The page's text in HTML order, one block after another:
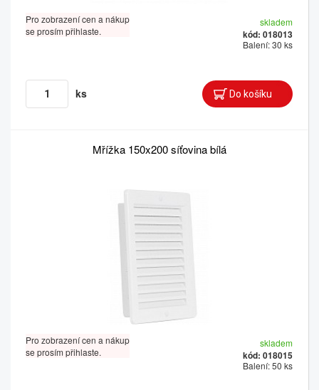
Pro zobrazení cen a nákup
se prosím přihlaste.
skladem
kód: 018013
Balení: 30 ks
ks
Mřížka 150x200 síťovina bílá
Pro zobrazení cen a nákup
se prosím přihlaste.
skladem
kód: 018015
Balení: 50 ks